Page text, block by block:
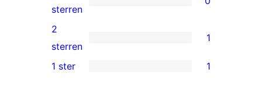
sterren
beoordeling
0
3
sterren
beoordeling
sterren
1
2
2
sterren
1
1 ster 1